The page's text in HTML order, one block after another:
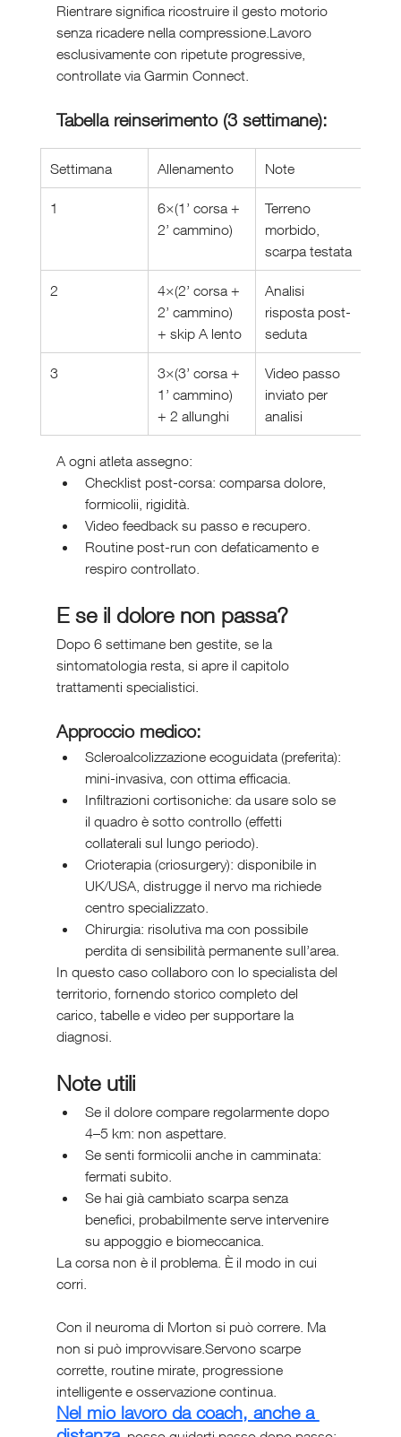
Rientrare significa ricostruire il gesto motorio
senza ricadere nella compressione.Lavoro
esclusivamente con ripetute progressive,
controllate via Garmin Connect.
Tabella reinserimento (3 settimane):
Settimana Allenamento Note
1
6×(1’ corsa +
2’ cammino)
Terreno
morbido,
scarpa testata
2
4×(2’ corsa +
2’ cammino)
+ skip A lento
Analisi
risposta post-
seduta
3
3×(3’ corsa +
1’ cammino)
+ 2 allunghi
Video passo
inviato per
analisi
A ogni atleta assegno:
Checklist post-corsa: comparsa dolore,
formicolii, rigidità.
Video feedback su passo e recupero.
Routine post-run con defaticamento e
respiro controllato.
E se il dolore non passa?
Dopo 6 settimane ben gestite, se la
sintomatologia resta, si apre il capitolo
trattamenti specialistici.
Approccio medico:
Scleroalcolizzazione ecoguidata (preferita):
mini-invasiva, con ottima efficacia.
Infiltrazioni cortisoniche: da usare solo se
il quadro è sotto controllo (effetti
collaterali sul lungo periodo).
Crioterapia (criosurgery): disponibile in
UK/USA, distrugge il nervo ma richiede
centro specializzato.
Chirurgia: risolutiva ma con possibile
perdita di sensibilità permanente sull’area.
In questo caso collaboro con lo specialista del
territorio, fornendo storico completo del
carico, tabelle e video per supportare la
diagnosi.
Note utili
Se il dolore compare regolarmente dopo
4–5 km: non aspettare.
Se senti formicolii anche in camminata:
fermati subito.
Se hai già cambiato scarpa senza
benefici, probabilmente serve intervenire
su appoggio e biomeccanica.
La corsa non è il problema. È il modo in cui
corri.
Con il neuroma di Morton si può correre. Ma
non si può improvvisare.Servono scarpe
corrette, routine mirate, progressione
intelligente e osservazione continua.
Nel mio lavoro da coach, anche a